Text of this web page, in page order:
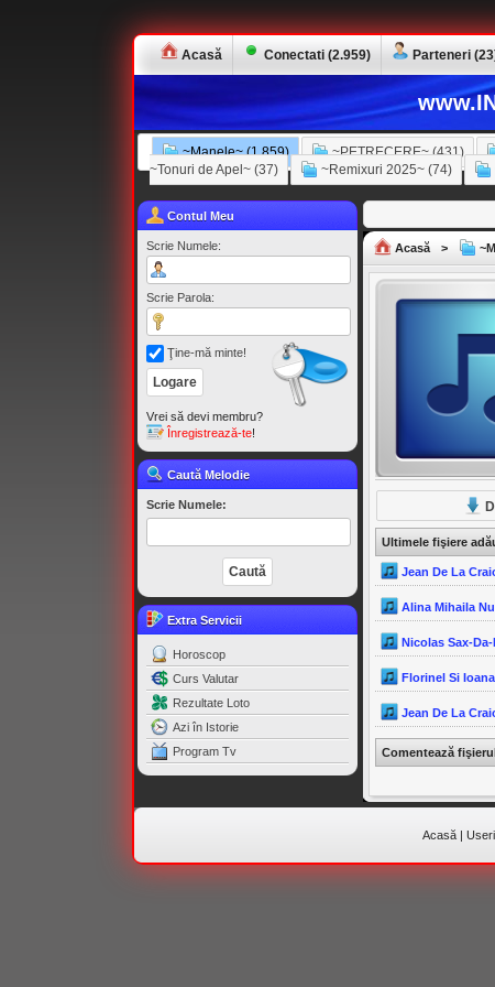
Acasă Conectati (2.959) Parteneri
~Manele~ (1.859) ~PETRECERE~ (431)
~Tonuri de Apel~ (37)
~Remixuri 2025~ (74)
Contul Meu
Scrie Numele:
Scrie Parola:
Ţine-mă minte!
Vrei să devi membru?
Înregistrează-te!
Caută Melodie
Scrie Numele:
Extra Servicii
Horoscop
Curs Valutar
Rezultate Loto
Azi în Istorie
Program Tv
Acasă >
Ultimele fişiere
Jean De La
Alina Mihaila
Nicolas Sax-
Florinel Si
Jean De La
Comentează
Acasă|